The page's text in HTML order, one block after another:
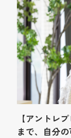
【アントレ
まで、自分